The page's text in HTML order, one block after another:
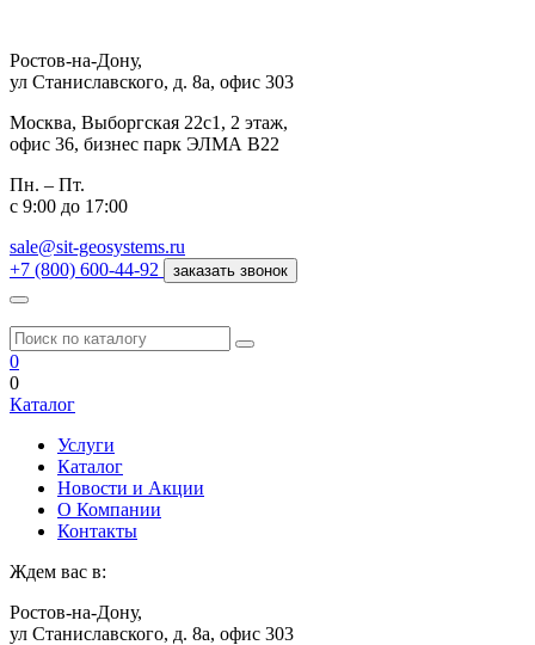
Ростов-на-Дону,
ул Станиславского, д. 8а, офис 303
Москва, Выборгская 22с1, 2 этаж,
офис 36, бизнес парк ЭЛМА В22
Пн. – Пт.
с 9:00 до 17:00
sale@sit-geosystems.ru
+7 (800) 600-44-92
заказать звонок
0
0
Каталог
Услуги
Каталог
Новости и Акции
О Компании
Контакты
Ждем вас в:
Ростов-на-Дону,
ул Станиславского, д. 8а, офис 303